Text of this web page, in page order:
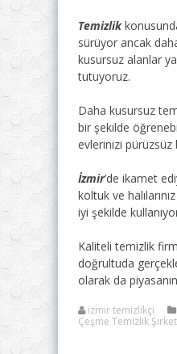
Temizlik
sürüyor ancak
kusursuz alanlar
tutuyoruz.
Daha kusursuz
bir şekilde
evlerinizi
İzmir’de ikamet
koltuk ve
iyi şekilde
Kaliteli temizlik
doğrultuda
olarak da
izmir temizlikçi
Çeşme Temizlik